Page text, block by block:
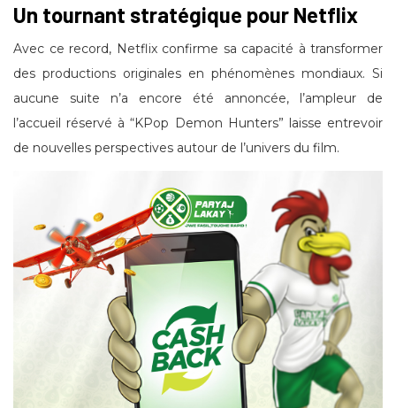
Un tournant stratégique pour Netflix
Avec ce record, Netflix confirme sa capacité à transformer
des productions originales en phénomènes mondiaux. Si
aucune suite n’a encore été annoncée, l’ampleur de
l’accueil réservé à “KPop Demon Hunters” laisse entrevoir
de nouvelles perspectives autour de l’univers du film.